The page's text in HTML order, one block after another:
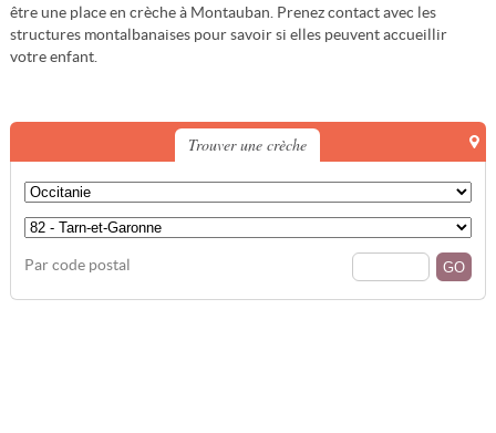
être une place en crèche à Montauban. Prenez contact avec les
structures montalbanaises pour savoir si elles peuvent accueillir
votre enfant.
Trouver une crèche
Par code postal